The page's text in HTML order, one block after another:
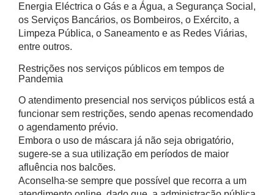
Energia Eléctrica o Gás e a Água, a Segurança Social,
os Serviços Bancários, os Bombeiros, o Exército, a
Limpeza Pública, o Saneamento e as Redes Viárias,
entre outros.
Restrições nos serviços públicos em tempos de
Pandemia
O atendimento presencial nos serviços públicos está a
funcionar sem restrições, sendo apenas recomendado
o agendamento prévio.
Embora o uso de máscara já não seja obrigatório,
sugere-se a sua utilização em períodos de maior
afluência nos balcões.
Aconselha-se sempre que possível que recorra a um